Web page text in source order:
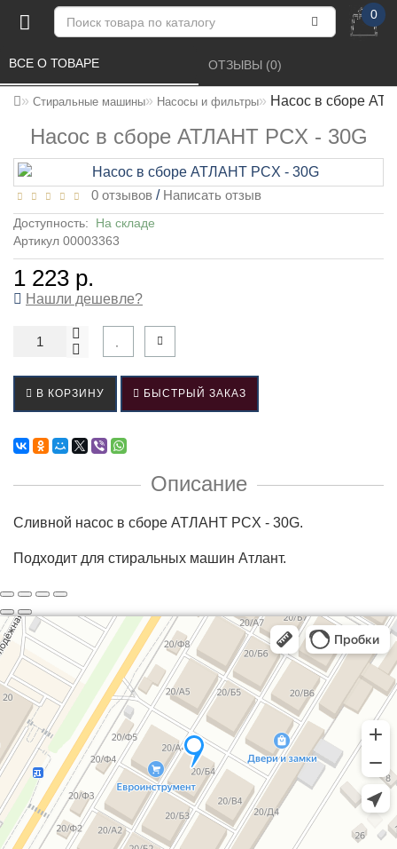
0
Стиральные машины Насосы и фильтры Насос в сборе
Насос в сборе АТЛАНТ PCX - 30G
ВСЕ О ТОВАРЕ ОТЗЫВЫ (0)
0 отзывов / Написать отзыв
Доступность: На складе
Артикул 00003363
1 223 р.
Нашли дешевле?
В КОРЗИНУ БЫСТРЫЙ ЗАКАЗ
Описание
Сливной насос в сборе АТЛАНТ PCX - 30G.
Подходит для стиральных машин Атлант.